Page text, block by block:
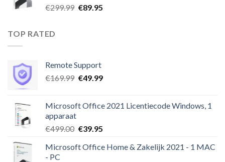
€299.99 Oorspronkelijke
€89.95Huidige
TOP RATED
Remote Support
€169.99 Oorspronkelijke
€169.99.
€49.99Huidige
€49.99.
Microsoft Office 2021 Licentiecode Windows, 1
apparaat
€499.00 Oorspronkelijke
was:
€39.95Huidige
is:
Microsoft Office Home & Zakelijk 2021 - 1 MAC
- PC